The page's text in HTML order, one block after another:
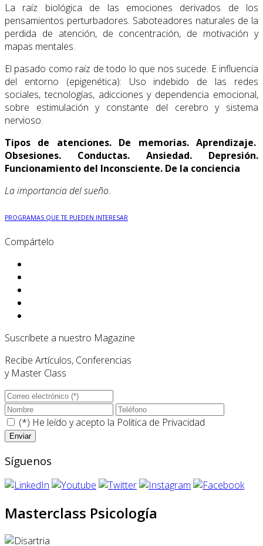
La raíz biológica de las emociones derivados de los
pensamientos perturbadores. Saboteadores naturales de la
perdida de atención, de concentración, de motivación y
mapas mentales.
El pasado como raíz de todo lo que nos sucede. E influencia
del entorno (epigenética): Uso indebido de las redes
sociales, tecnologías, adicciones y dependencia emocional,
sobre estimulación y constante del cerebro y sistema
nervioso.
Tipos de atenciones. De memorias. Aprendizaje.
Obsesiones. Conductas. Ansiedad. Depresión.
Funcionamiento del Inconsciente. De la conciencia
La importancia del sueño.
PROGRAMAS QUE TE PUEDEN INTERESAR
Compártelo
Suscríbete a nuestro Magazine
Recibe Artículos, Conferencias
y Master Class
(*) He leído y acepto la Politica de Privacidad
Síguenos
Masterclass Psicología